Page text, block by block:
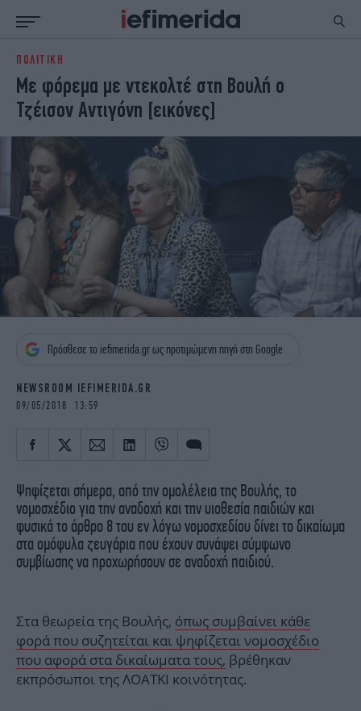
ΕΙΔΗΣΕΙΣ
NON PAPER
ΕΛΛΑΔΑ
ΟΙΚΟΝΟΜΙΑ
ΚΟΣΜΟΣ
ΠΟΛΙΤΙΣΜΟΣ
ΠΑΝΕΛΛΗΝΙΕΣ
ΖΩΗ
ΓΥΝΑΙΚΑ
ENGLISH EDITION
ΠΟΛΗ
ΕΚΛΟΓΕΣ
TRAVEL
ΤΕΧΝΟΛΟΓΙΑ
ΥΓΕΙΑ
DESIGN
ΟΛΥΜΠΙΑΚΟΙ ΑΓΩΝΕΣ
GREEN
iOPINIONS
iGASTRONOMIE
OSCARS
ΠΟΛΙΤΙΚΗ
Με φόρεμα με ντεκολτέ στη Βουλή ο
Τζέισον Αντιγόνη [εικόνες]
Πρόσθεσε το iefimerida.gr ως προτιμώμενη πηγή στη Google
NEWSROOM IEFIMERIDA.GR
09/05/2018 13:59
Ψηφίζεται σήμερα, από την ομολέλεια της Βουλής, το
νομοσχέδιο για την αναδοχή και την υιοθεσία παιδιών και
φυσικά το άρθρο 8 του εν λόγω νομοσχεδίου δίνει το δικαίωμα
στα ομόφυλα ζευγάρια που έχουν συνάψει σύμφωνο
συμβίωσης να προχωρήσουν σε αναδοχή παιδιού.
Στα θεωρεία της Βουλής, όπως συμβαίνει κάθε
φορά που συζητείται και ψηφίζεται νομοσχέδιο
που αφορά στα δικαίωματα τους, βρέθηκαν
εκπρόσωποι της ΛΟΑΤΚΙ κοινότητας.